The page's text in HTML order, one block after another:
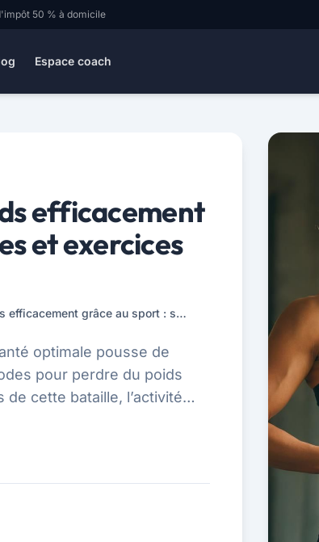
50 % à domicile
Espace coach
efficacement
et exercices
Comment perdre du poids efficacement grâce au sport : stratégies et exercices ciblés
optimale pousse de
pour perdre du poids
cette bataille, l’activité